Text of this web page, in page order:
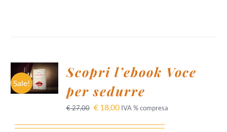
Sale!
AL
CARRELLO
/
Scopri l’ebook Voce
per sedurre
€27,00 €18,00 IVA % compresa